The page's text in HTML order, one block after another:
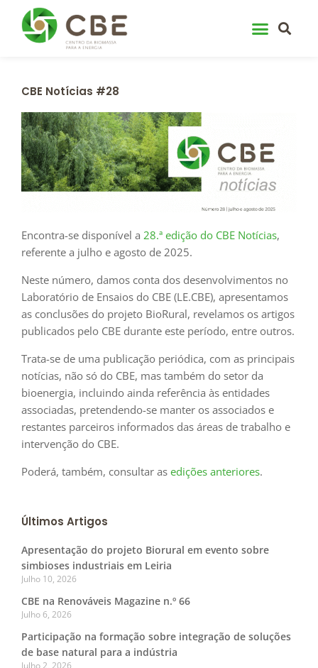
content
CBE Notícias #28
Encontra-se disponível a 28.ª edição do CBE Notícias,
referente a julho e agosto de 2025.
Neste número, damos conta dos desenvolvimentos no
Laboratório de Ensaios do CBE (LE.CBE), apresentamos
as conclusões do projeto BioRural, revelamos os artigos
publicados pelo CBE durante este período, entre outros.
Trata-se de uma publicação periódica, com as principais
notícias, não só do CBE, mas também do setor da
bioenergia, incluindo ainda referência às entidades
associadas, pretendendo-se manter os associados e
restantes parceiros informados das áreas de trabalho e
intervenção do CBE.
Poderá, também, consultar as edições anteriores.
Últimos Artigos
Apresentação do projeto Biorural em evento sobre
simbioses industriais em Leiria
Julho 10, 2026
CBE na Renováveis Magazine n.º 66
Julho 6, 2026
Participação na formação sobre integração de soluções
de base natural para a indústria